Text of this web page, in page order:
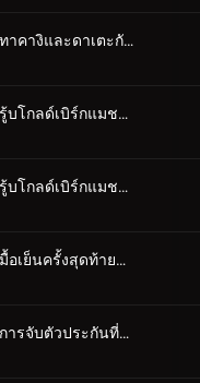
ตอนที่ 1168 ทาคางิและดาเตะกับสมุดบันทึกแห่งคำสัญญา (ตอนจบ)
ตอนที่ 1169 รู้บโกลด์เบิร์กแมชชีน (ตอนแรก)
ตอนที่ 1170 รู้บโกลด์เบิร์กแมชชีน (ตอนจบ)
ตอนที่ 1171 มื้อเย็นครั้งสุดท้ายแด่คุณ
ตอนที่ 1172 การจับตัวประกันที่แสนวุ่นวาย